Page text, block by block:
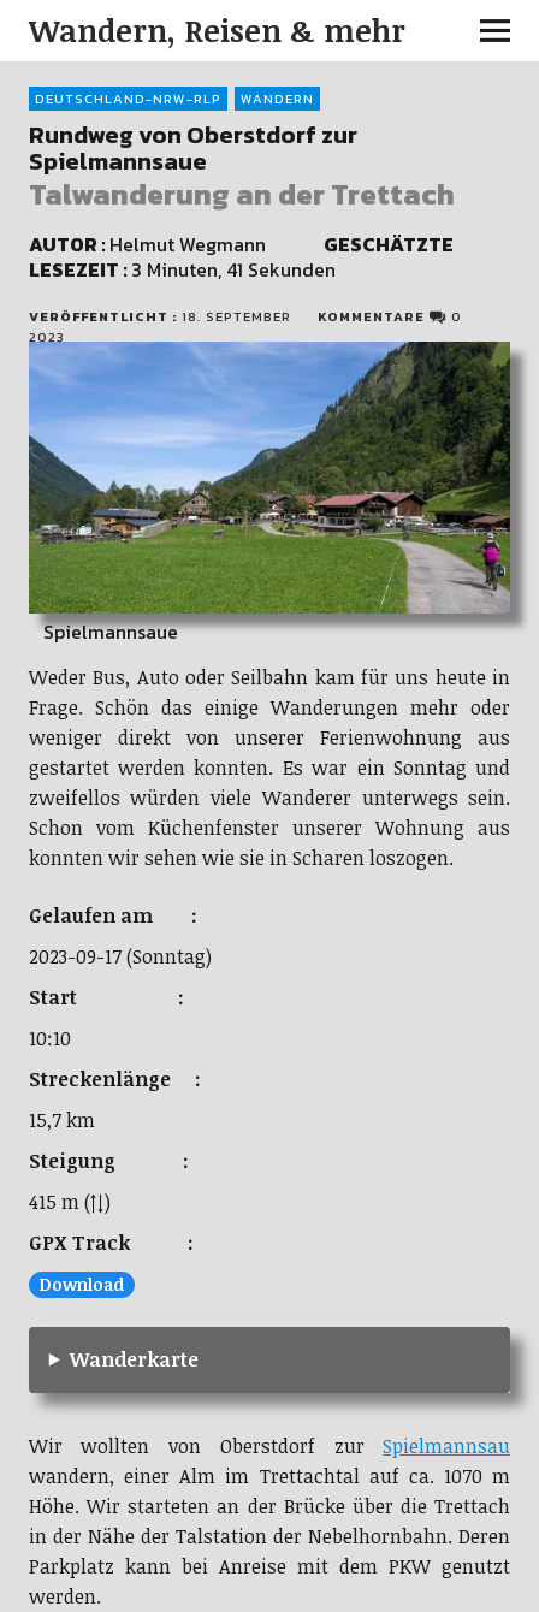
Wandern, Reisen & mehr
DEUTSCHLAND-NRW-RLP WANDERN
Rundweg von Oberstdorf zur
Spielmannsaue
Talwanderung an der Trettach
AUTOR :Helmut Wegmann GESCHÄTZTE
LESEZEIT :3 Minuten, 41 Sekunden
VERÖFFENTLICHT : 18. SEPTEMBER
2023
KOMMENTARE 0
Spielmannsaue
Weder Bus, Auto oder Seilbahn kam für uns heute in
Frage. Schön das einige Wanderungen mehr oder
weniger direkt von unserer Ferienwohnung aus
gestartet werden konnten. Es war ein Sonntag und
zweifellos würden viele Wanderer unterwegs sein.
Schon vom Küchenfenster unserer Wohnung aus
konnten wir sehen wie sie in Scharen loszogen.
Gelaufen am :
2023-09-17 (Sonntag)
Start :
10:10
Streckenlänge :
15,7 km
Steigung :
415 m (↑↓)
GPX Track :
Download
Wanderkarte
Wir wollten von Oberstdorf zurSpielmannsau
wandern, einer Alm im Trettachtal auf ca. 1070 m
Höhe. Wir starteten an der Brücke über die Trettach
in der Nähe der Talstation der Nebelhornbahn. Deren
Parkplatz kann bei Anreise mit dem PKW genutzt
werden.